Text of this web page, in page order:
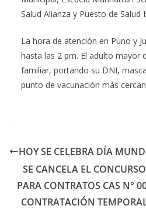
Salud Alianza y Puesto de Salud
La hora de atención en Puno y
hasta las 2 pm. El adulto mayor
familiar, portando su DNI,
punto de vacunación más
HOY SE CELEBRA DÍA
SE CANCELA EL
PARA CONTRATOS CAS N°
CONTRATACIÓN